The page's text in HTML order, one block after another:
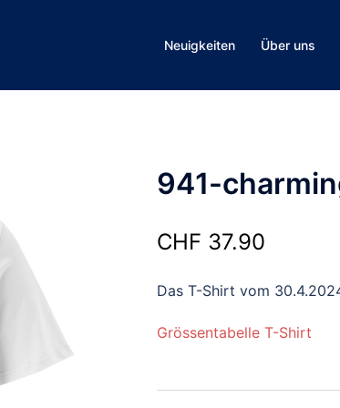
Neuigkeiten Über uns
941-
CHF 37.90
Das T-Shirt vom
Grössentabelle T-Shirt